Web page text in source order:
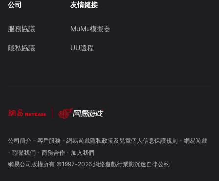
公司
服務協議
隱私協議
友情鏈接
MuMu模擬器
UU遠程
公司簡介- 客戶服務 - 網易遊戲隱私政策及兒童個人信息保護規則 - 網易遊戲
- 聯繫我們- 商務合作- 加入我們
網易公司版權所有 ©1997-2026 網絡遊戲行業防沉迷自律公約